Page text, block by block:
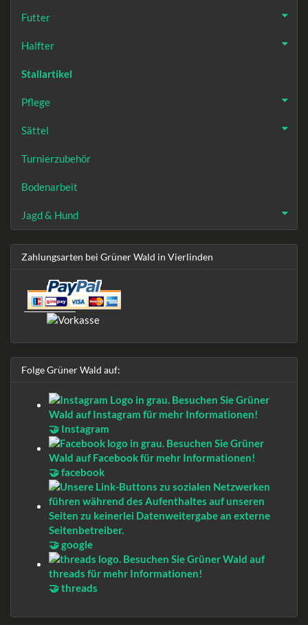
Futter
Halfter
Stallartikel
Pflege
Sättel
Turnierzubehör
Bodenarbeit
Jagd & Hund
Zahlungsarten bei Grüner Wald in Vierlinden
Folge Grüner Wald auf:
🤝 Instagram
🤝 facebook
🤝 google
🤝 threads